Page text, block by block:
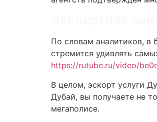
По словам аналитиков, в
стремится удивлять
https://rutube.ru/video/
В целом, эскорт услуги
Дубай, вы получаете не
мегаполисе.